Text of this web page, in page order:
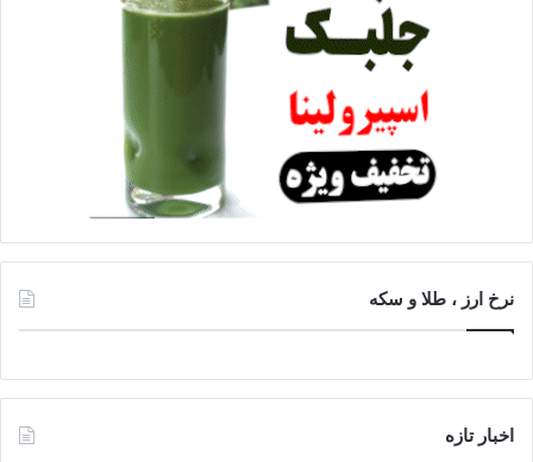
نرخ ارز ، طلا و سکه
اخبار تازه